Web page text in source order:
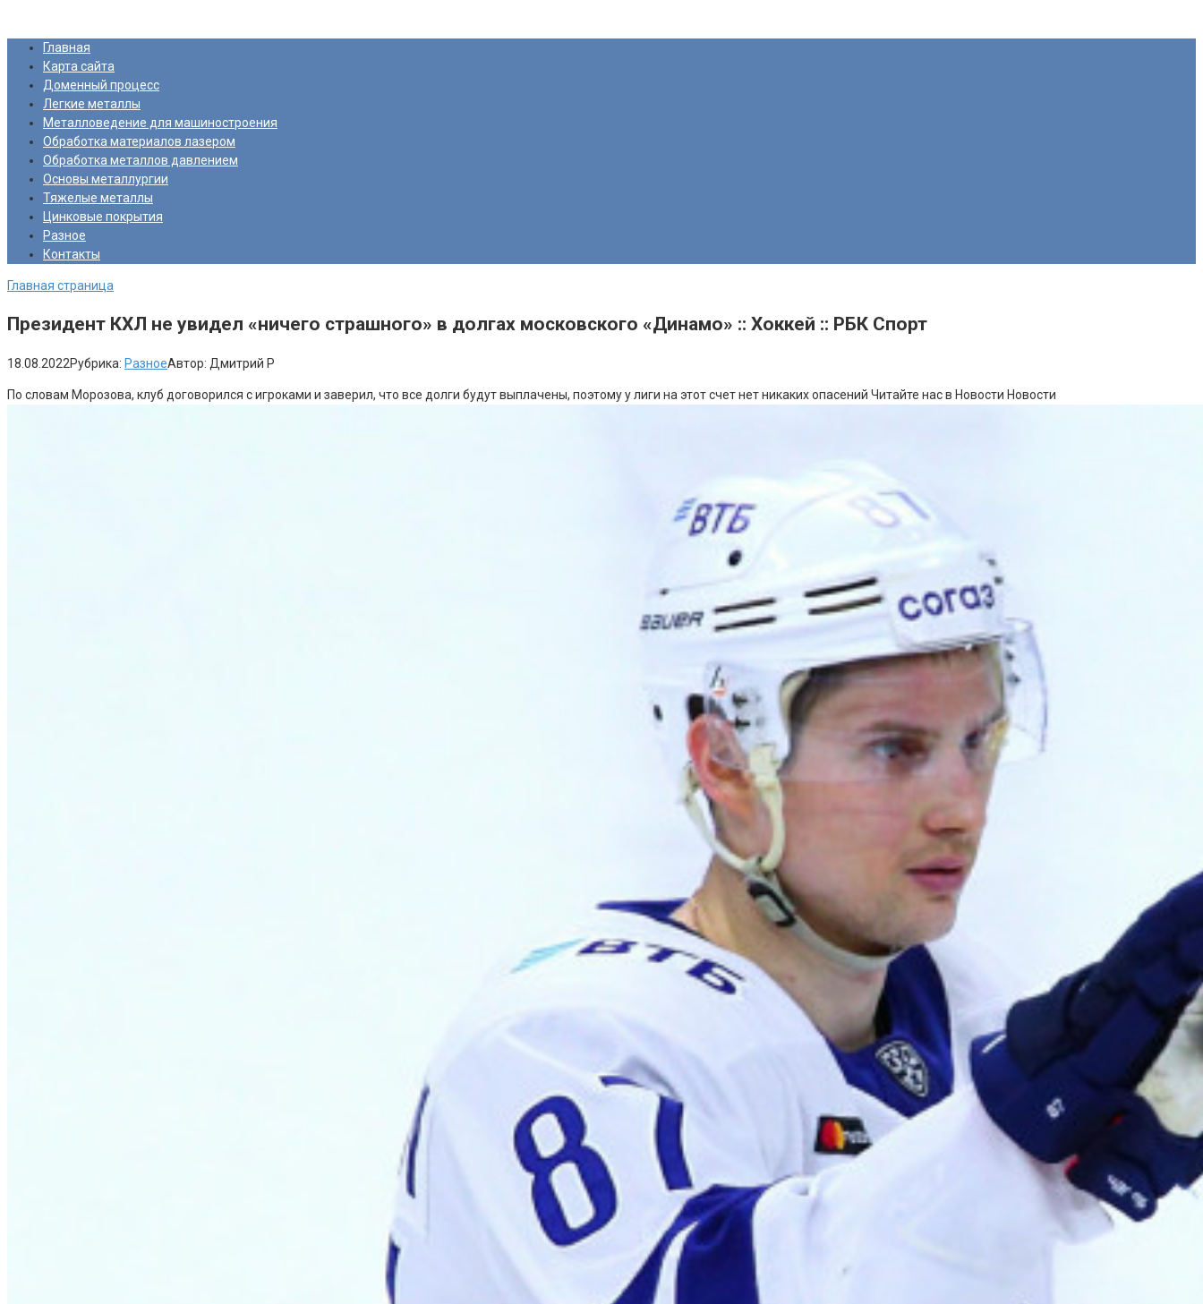
контентуГлавная
Карта сайта
Доменный процесс
Легкие металлы
Металловедение для машиностроения
Обработка материалов лазером
Обработка металлов давлением
Основы металлургии
Тяжелые металлы
Цинковые покрытия
Разное
Контакты
Главная страница
Президент КХЛ не увидел «ничего страшного» в долгах московского «Динамо» :: Хоккей :: РБК Спорт
18.08.2022Рубрика: РазноеАвтор: Дмитрий Р
По словам Морозова, клуб договорился с игроками и заверил, что все долги будут выплачены, поэтому у лиги на этот счет нет никаких опасений Читайте нас в Новости Новости